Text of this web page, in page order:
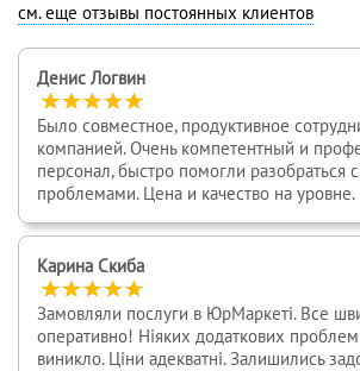
см. еще отзывы постоянных клиентов
Денис Логвин
Было совместное, продуктивное
компанией. Очень компетентный и
персонал, быстро помогли разобраться
проблемами. Цена и качество на уровне.
Карина Скиба
Замовляли послуги в ЮрМаркеті. Все
оперативно! Ніяких додаткових
виникло. Ціни адекватні. Залишились